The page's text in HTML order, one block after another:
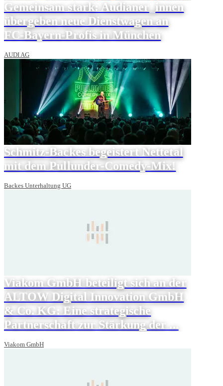
Gemeinsam stark: Audianer_innen
übergeben neue Dienstwagen an
FC-Bayern-Profis in München
AUDI AG
Schmitz-Backes begeistert Nettetal
mit dem Pullunder-Comedy-Mix!
Backes Unterhaltung UG
Viakom GmbH beteiligt sich an der
ALTOW Digital Innovation GmbH
& Co. KG: Eine strategische
Partnerschaft zur Stärkung der ...
Viakom GmbH